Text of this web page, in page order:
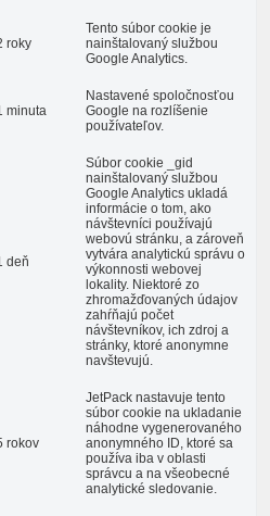
roky
Tento súbor cookie je
nainštalovaný službou
Google Analytics.
minuta
Nastavené spoločnosťou
Google na rozlíšenie
používateľov.
deň
Súbor cookie _gid
nainštalovaný službou
Google Analytics ukladá
informácie o tom, ako
návštevníci používajú
webovú stránku, a zároveň
vytvára analytickú správu o
výkonnosti webovej
lokality. Niektoré zo
zhromažďovaných údajov
zahŕňajú počet
návštevníkov, ich zdroj a
stránky, ktoré anonymne
navštevujú.
rokov
JetPack nastavuje tento
súbor cookie na ukladanie
náhodne vygenerovaného
anonymného ID, ktoré sa
používa iba v oblasti
správcu a na všeobecné
analytické sledovanie.